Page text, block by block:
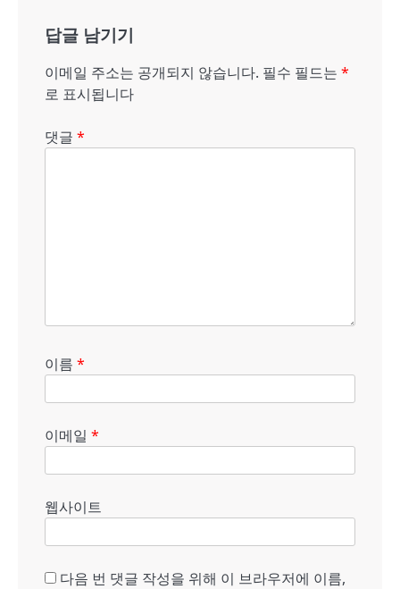
답글 남기기
이메일 주소는 공개되지 않습니다. 필수 필드는 *
로 표시됩니다
댓글 *
이름 *
이메일 *
웹사이트
다음 번 댓글 작성을 위해 이 브라우저에 이름,